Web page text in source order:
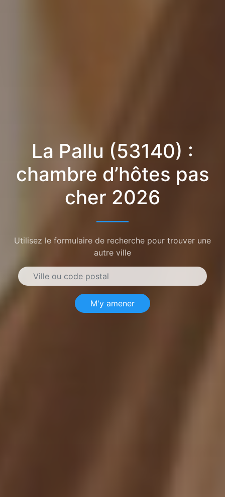
La Pallu (53140) :
chambre d’hôtes pas
cher 2026
Utilisez le formulaire de recherche pour trouver une
autre ville
M'y amener